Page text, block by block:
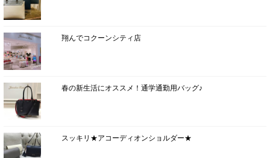
翔んでコクーンシティ店
春の新生活にオススメ！通学通勤用バッグ♪
スッキリ★アコーディオンショルダー★